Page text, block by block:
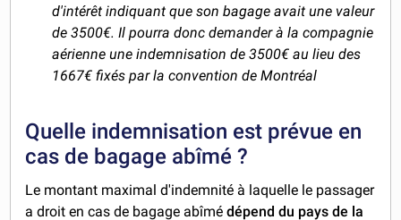
d'intérêt indiquant que son bagage avait une valeur
de 3500€. Il pourra donc demander à la compagnie
aérienne une indemnisation de 3500€ au lieu des
1667€ fixés par la convention de Montréal
Quelle indemnisation est prévue en
cas de bagage abîmé ?
Le montant maximal d'indemnité à laquelle le passager
a droit en cas de bagage abîmédépend du pays de la